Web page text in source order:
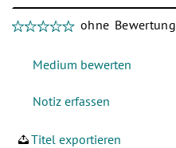
ohne Bewertung
Titel exportieren